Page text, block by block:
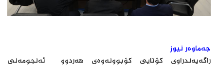
جەماوەر نیوز
راگەیەندراوی کۆتایی کۆبوونەوەی هەردوو ئەنجومەنی